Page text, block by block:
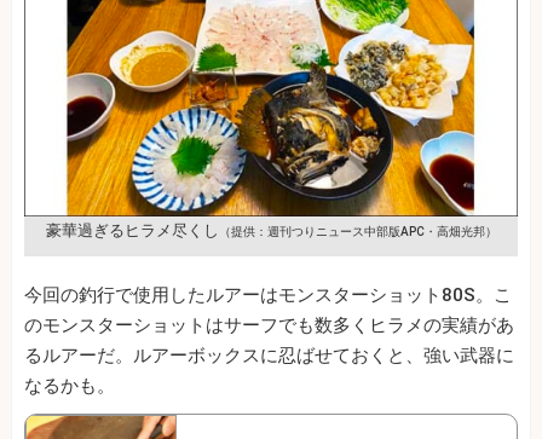
豪華過ぎるヒラメ尽くし （提供：週刊つりニュース中部版APC・高畑光邦）
今回の釣行で使用したルアーはモンスターショット80S。こ
のモンスターショットはサーフでも数多くヒラメの実績があ
るルアーだ。ルアーボックスに忍ばせておくと、強い武器に
なるかも。